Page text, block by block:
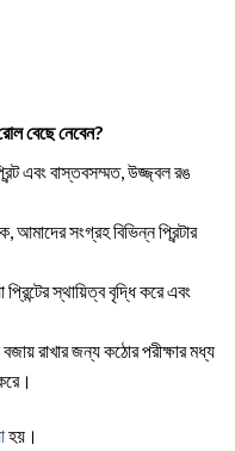
বেছে নেবেন?
এবং বাস্তবসম্মত, উজ্জ্বল রঙ
আমাদের সংগ্রহ বিভিন্ন প্রিন্টার
স্থায়িত্ব বৃদ্ধি করে এবং
রাখার জন্য কঠোর পরীক্ষার মধ্য
হয়।